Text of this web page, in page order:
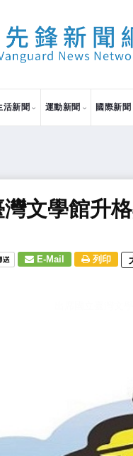
活新聞 運動新聞 國際新聞
文學館升
E-Mail 列印